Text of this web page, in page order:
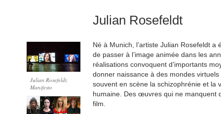
Julian Rosefeldt
Julian Rosefeldt,
Manifesto
Né à Munich, l’artiste Julian Rosefeldt a
de passer à l’image animée dans les
réalisations convoquent d’importants
donner naissance à des mondes
souvent en scène la schizophrénie et la
humaine. Des œuvres qui ne manquent
film.